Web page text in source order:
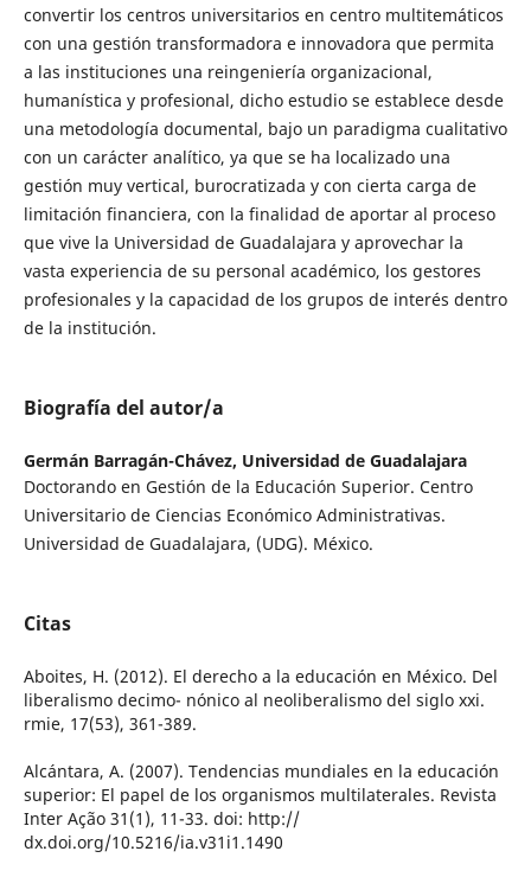
convertir los centros universitarios en centro multitemáticos
con una gestión transformadora e innovadora que permita
a las instituciones una reingeniería organizacional,
humanística y profesional, dicho estudio se establece desde
una metodología documental, bajo un paradigma cualitativo
con un carácter analítico, ya que se ha localizado una
gestión muy vertical, burocratizada y con cierta carga de
limitación financiera, con la finalidad de aportar al proceso
que vive la Universidad de Guadalajara y aprovechar la
vasta experiencia de su personal académico, los gestores
profesionales y la capacidad de los grupos de interés dentro
de la institución.
Biografía del autor/a
Germán Barragán-Chávez, Universidad de Guadalajara
Doctorando en Gestión de la Educación Superior. Centro
Universitario de Ciencias Económico Administrativas.
Universidad de Guadalajara, (UDG). México.
Citas
Aboites, H. (2012). El derecho a la educación en México. Del
liberalismo decimo- nónico al neoliberalismo del siglo xxi.
rmie, 17(53), 361-389.
Alcántara, A. (2007). Tendencias mundiales en la educación
superior: El papel de los organismos multilaterales. Revista
Inter Ação 31(1), 11-33. doi: http://
dx.doi.org/10.5216/ia.v31i1.1490